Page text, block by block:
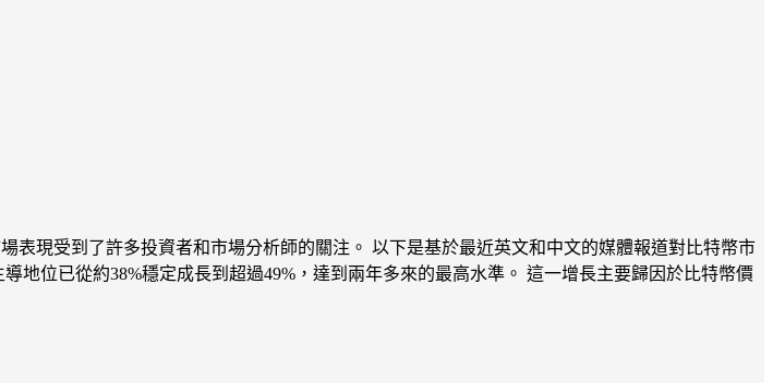
表現受到了許多投資者和市場分析師的關注。 以下是基於最近英文和中文的媒體報道對比特幣市
位已從約38%穩定成長到超過49%，達到兩年多來的最高水準。 這一增長主要歸因於比特幣價